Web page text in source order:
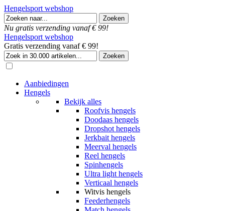
Hengelsport webshop
Nu gratis verzending vanaf € 99!
Hengelsport webshop
Gratis verzending vanaf € 99!
Aanbiedingen
Hengels
Bekijk alles
Roofvis hengels
Doodaas hengels
Dropshot hengels
Jerkbait hengels
Meerval hengels
Reel hengels
Spinhengels
Ultra light hengels
Verticaal hengels
Witvis hengels
Feederhengels